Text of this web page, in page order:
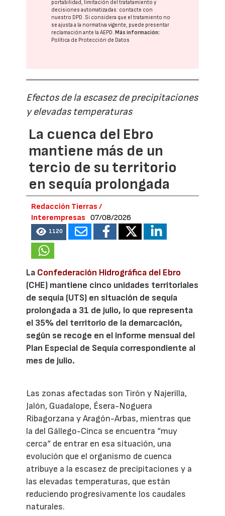
portabilidad, limitación del tratatamiento y
decisiones automatizadas: contacte con
nuestro DPD. Si considera que el tratamiento no
se ajusta a la normativa vigente, puede presentar
reclamación ante laAEPD.Más información:
Política de Protección de Datos
Efectos de la escasez de precipitaciones
y elevadas temperaturas
La cuenca del Ebro
mantiene más de un
tercio de su territorio
en sequía prolongada
Redacción Tierras /
Interempresas
07/08/2026
1120
La Confederación Hidrográfica del Ebro
(CHE) mantiene cinco unidades territoriales
de sequía (UTS) en situación de sequía
prolongada a 31 de julio, lo que representa
el 35% del territorio de la demarcación,
según se recoge en el informe mensual del
Plan Especial de Sequía correspondiente al
mes de julio.
Las zonas afectadas son Tirón y Najerilla,
Jalón, Guadalope, Ésera-Noguera
Ribagorzana y Aragón-Arbas, mientras que
la del Gállego-Cinca se encuentra “muy
cerca“ de entrar en esa situación, una
evolución que el organismo de cuenca
atribuye a la escasez de precipitaciones y a
las elevadas temperaturas, que están
reduciendo progresivamente los caudales
naturales.